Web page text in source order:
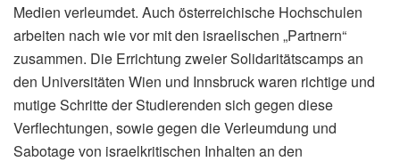
Medien verleumdet. Auch österreichische Hochschulen
arbeiten nach wie vor mit den israelischen „Partnern“
zusammen. Die Errichtung zweier Solidaritätscamps an
den Universitäten Wien und Innsbruck waren richtige und
mutige Schritte der Studierenden sich gegen diese
Verflechtungen, sowie gegen die Verleumdung und
Sabotage von israelkritischen Inhalten an den